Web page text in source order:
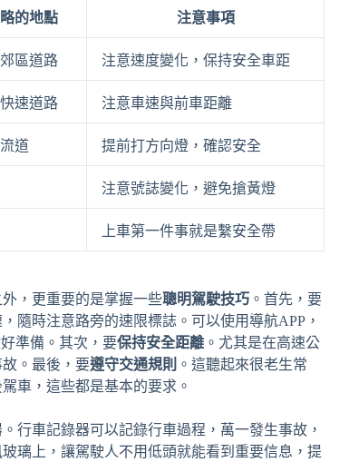
的地點 注意事項
區道路 注意速度變化，保持安全車距
速道路 注意車速與前車距離
道 提前打方向燈，確認安全
注意號誌變化，避免搶黃燈
上車第一件事就是繫安全帶
，更重要的是掌握一些聰明駕駛技巧 。首先，要
隨時注意路旁的速限標誌。可以使用導航APP，
準備。其次，要保持安全距離 。尤其是在高速公
。最後，要遵守交通規則 。這聽起來很老生常
車，這些都是基本的要求。
行車記錄器可以記錄行車過程，萬一發生事故，
璃上，讓駕駛人不用低頭就能看到重要信息，提